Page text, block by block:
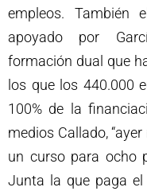
empleos. También
apoyado por
formación dual que
los que los 440.000
100% de la
medios Callado,
un curso para ocho
Junta la que paga